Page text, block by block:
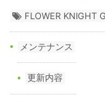
FLOWER KNIGHT
メンテナンス
更新内容